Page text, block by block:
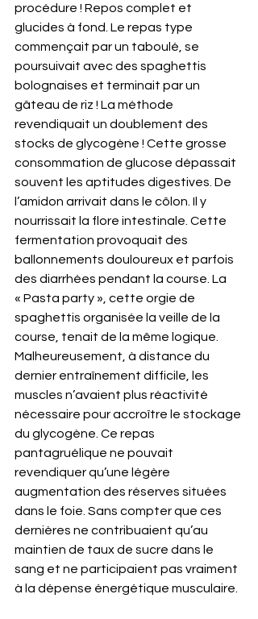
procédure ! Repos complet et
glucides à fond. Le repas type
commençait par un taboulé, se
poursuivait avec des spaghettis
bolognaises et terminait par un
gâteau de riz ! La méthode
revendiquait un doublement des
stocks de glycogène ! Cette grosse
consommation de glucose dépassait
souvent les aptitudes digestives. De
l’amidon arrivait dans le côlon. Il y
nourrissait la flore intestinale. Cette
fermentation provoquait des
ballonnements douloureux et parfois
des diarrhées pendant la course. La
« Pasta party », cette orgie de
spaghettis organisée la veille de la
course, tenait de la même logique.
Malheureusement, à distance du
dernier entraînement difficile, les
muscles n’avaient plus réactivité
nécessaire pour accroître le stockage
du glycogène. Ce repas
pantagruélique ne pouvait
revendiquer qu’une légère
augmentation des réserves situées
dans le foie. Sans compter que ces
dernières ne contribuaient qu’au
maintien de taux de sucre dans le
sang et ne participaient pas vraiment
à la dépense énergétique musculaire.